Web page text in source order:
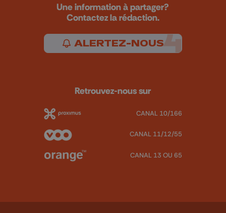
Une information à partager?
Contactez la rédaction.
ALERTEZ-NOUS
Retrouvez-nous sur
CANAL 10/166
CANAL 11/12/55
CANAL 13 OU 65